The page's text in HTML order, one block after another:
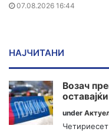
07.08.2026 16:44
НАЈЧИТАНИ
Возач
under